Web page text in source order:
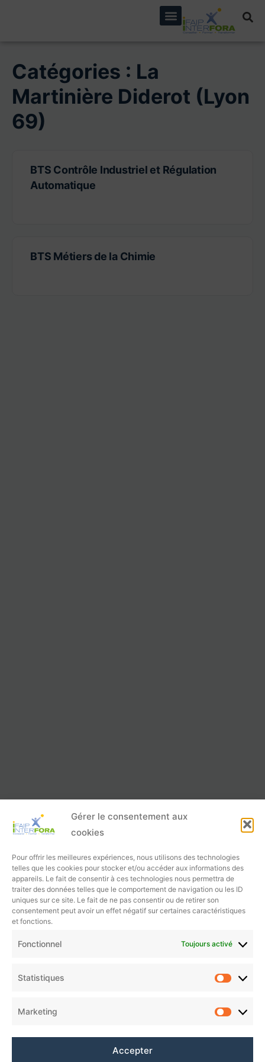
Gérer le consentement aux
cookies
Pour offrir les meilleures expériences, nous utilisons des technologies
telles que les cookies pour stocker et/ou accéder aux informations des
appareils. Le fait de consentir à ces technologies nous permettra de
traiter des données telles que le comportement de navigation ou les ID
uniques sur ce site. Le fait de ne pas consentir ou de retirer son
consentement peut avoir un effet négatif sur certaines caractéristiques
et fonctions.
Fonctionnel Toujours activé
Statistiques
Marketing
Accepter
Catégories : La
Martinière Diderot (Lyon
69)
BTS Contrôle Industriel et Régulation
Automatique
BTS Métiers de la Chimie